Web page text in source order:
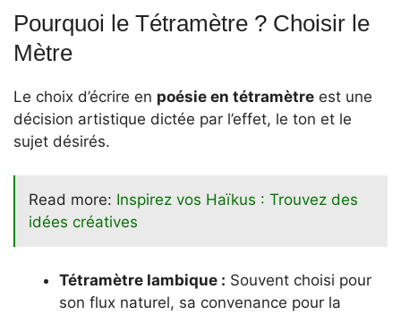
Pourquoi le Tétramètre ? Choisir le
Mètre
Le choix d’écrire en poésie en tétramètre est une
décision artistique dictée par l’effet, le ton et le
sujet désirés.
Read more: Inspirez vos Haïkus : Trouvez des
idées créatives
Tétramètre Iambique : Souvent choisi pour
son flux naturel, sa convenance pour la